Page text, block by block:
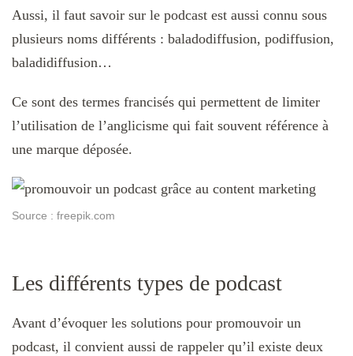
Aussi, il faut savoir sur le podcast est aussi connu sous
plusieurs noms différents : baladodiffusion, podiffusion,
baladidiffusion…
Ce sont des termes francisés qui permettent de limiter
l’utilisation de l’anglicisme qui fait souvent référence à
une marque déposée.
Source : freepik.com
Les différents types de podcast
Avant d’évoquer les solutions pour promouvoir un
podcast, il convient aussi de rappeler qu’il existe deux